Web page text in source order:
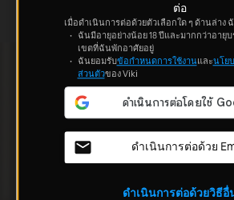
ต่อ
เมื่อดำเนินการต่อด้วยตัวเลือกใด ๆ ด้านล่าง
ฉันมีอายุอย่างน้อย 18 ปีและมากกว่าอายุ
เขตที่ฉันพักอาศัยอยู่
ฉันยอมรับข้อกำหนดการใช้งานและนโย
ส่วนตัวของ Viki
ดำเนินการต่อด้วย
ดำเนินการต่อด้วยวิธีอื่